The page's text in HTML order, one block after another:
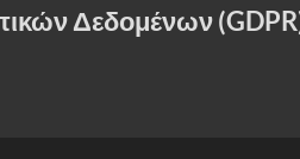
Δεδομένων